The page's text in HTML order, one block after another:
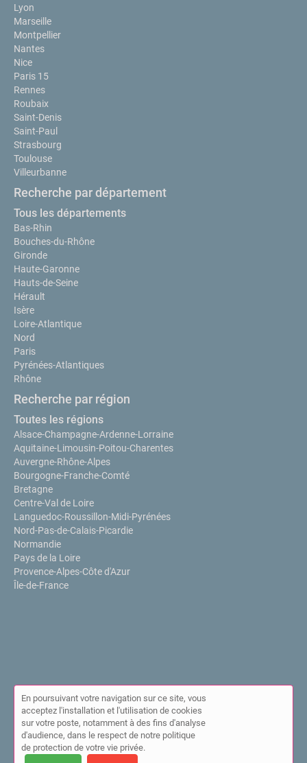
Lyon
Marseille
Montpellier
Nantes
Nice
Paris 15
Rennes
Roubaix
Saint-Denis
Saint-Paul
Strasbourg
Toulouse
Villeurbanne
Recherche par département
Tous les départements
Bas-Rhin
Bouches-du-Rhône
Gironde
Haute-Garonne
Hauts-de-Seine
Hérault
Isère
Loire-Atlantique
Nord
Paris
Pyrénées-Atlantiques
Rhône
Recherche par région
Toutes les régions
Alsace-Champagne-Ardenne-Lorraine
Aquitaine-Limousin-Poitou-Charentes
Auvergne-Rhône-Alpes
Bourgogne-Franche-Comté
Bretagne
Centre-Val de Loire
Languedoc-Roussillon-Midi-Pyrénées
Nord-Pas-de-Calais-Picardie
Normandie
Pays de la Loire
Provence-Alpes-Côte d'Azur
Île-de-France
© Annuaire de l'IPPP 2026 |Plan du site|Mon compte
Mentions légales|Cookies
Cet annuaire a été créé avec ❤ par
En poursuivant votre navigation sur ce site, vous
acceptez l'installation et l'utilisation de cookies
sur votre poste, notamment à des fins d'analyse
d'audience, dans le respect de notre politique
de protection de votre vie privée.